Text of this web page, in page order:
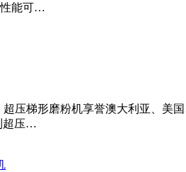
性能可…
压梯形磨粉机享誉澳大利亚、美
超压…